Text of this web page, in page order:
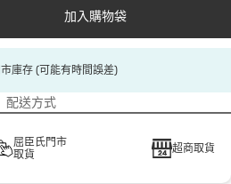
加入購物袋
庫存 (可能有時間誤差)
配送方式
屈臣氏門市
取貨
超商取貨